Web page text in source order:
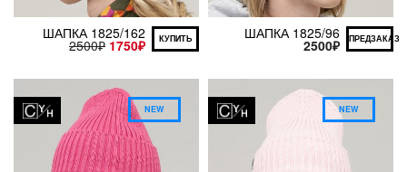
ШАПКА 1825/162
2500₽ 1750₽ КУПИТЬ ШАПКА 1825/96
2500₽ ПРЕДЗАКАЗ
NEW NEW